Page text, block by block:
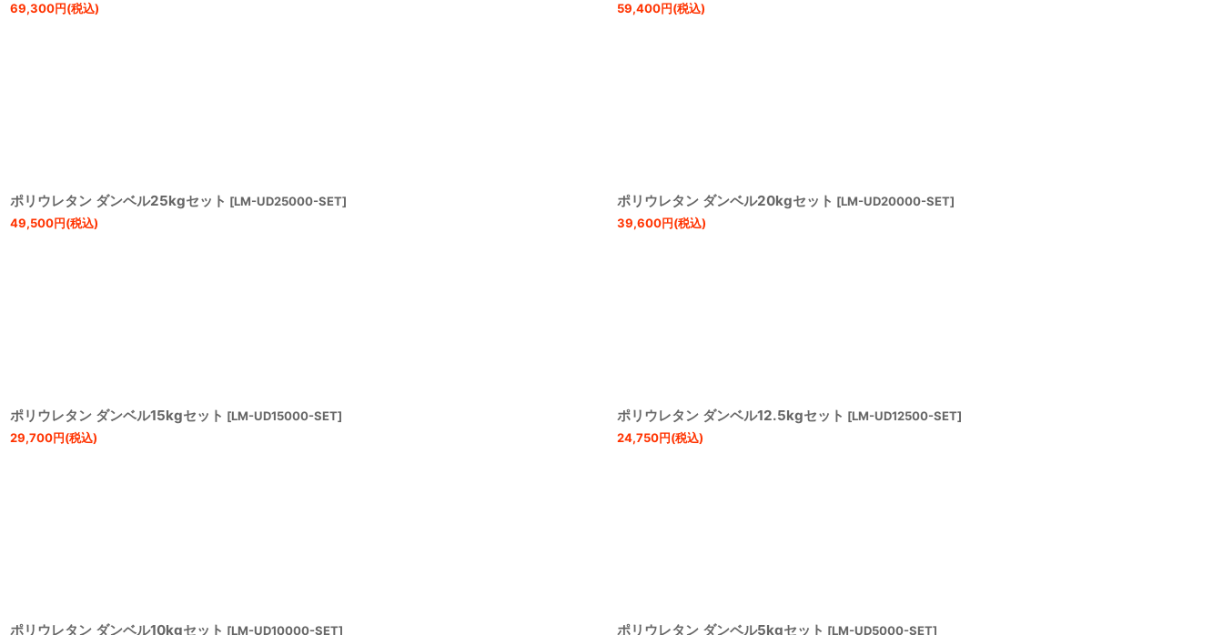
69,300円(税込)
59,400円(税込)
ポリウレタン ダンベル25kgセット [LM-UD25000-SET]
49,500円(税込)
ポリウレタン ダンベル20kgセット [LM-UD20000-SET]
39,600円(税込)
ポリウレタン ダンベル15kgセット [LM-UD15000-SET]
29,700円(税込)
ポリウレタン ダンベル12.5kgセット [LM-UD12500-SET]
24,750円(税込)
ポリウレタン ダンベル10kgセット [LM-UD10000-SET]
ポリウレタン ダンベル5kgセット [LM-UD5000-SET]